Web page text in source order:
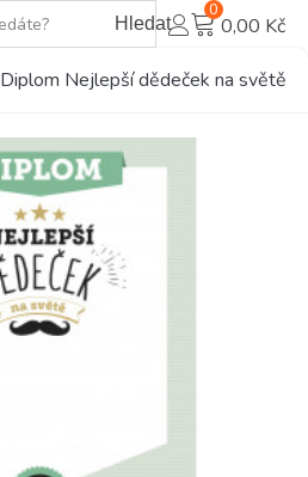
Hledat
0
0,00 Kč
Diplom Nejlepší dědeček na světě